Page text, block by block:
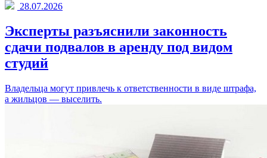
28.07.2026
Эксперты разъяснили законность
сдачи подвалов в аренду под видом
студий
Владельца могут привлечь к ответственности в виде штрафа,
а жильцов — выселить.